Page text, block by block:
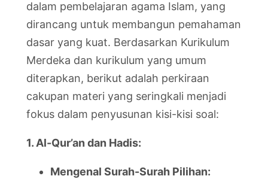
dalam pembelajaran agama Islam, yang
dirancang untuk membangun pemahaman
dasar yang kuat. Berdasarkan Kurikulum
Merdeka dan kurikulum yang umum
diterapkan, berikut adalah perkiraan
cakupan materi yang seringkali menjadi
fokus dalam penyusunan kisi-kisi soal:
1. Al-Qur’an dan Hadis:
Mengenal Surah-Surah Pilihan: